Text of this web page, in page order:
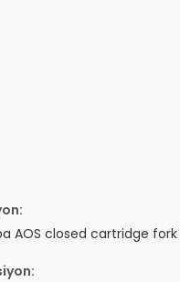
AOS closed cartridge fork